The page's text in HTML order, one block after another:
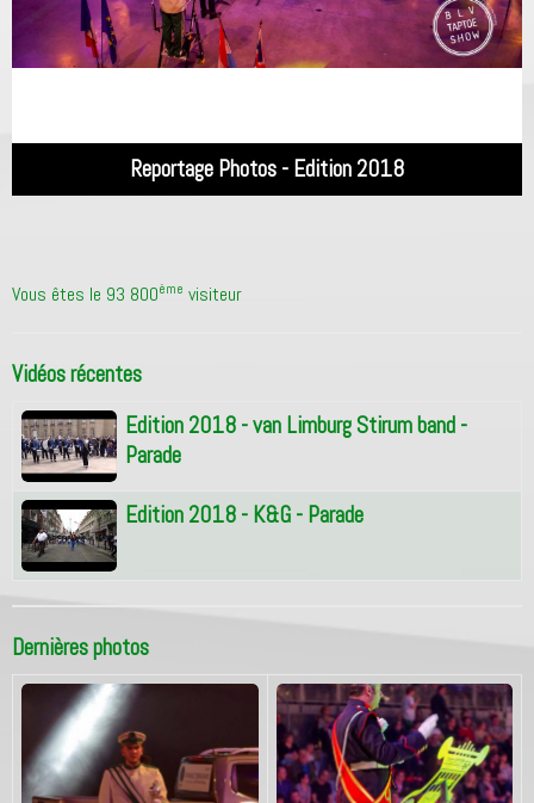
Reportage Photos - Edition 2018
Vous êtes le 93 800ème visiteur
Vidéos récentes
Edition 2018 - van Limburg Stirum band -
Parade
Edition 2018 - K&G - Parade
Dernières photos